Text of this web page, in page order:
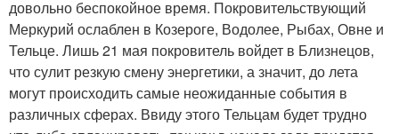
довольно беспокойное время. Покровительствующий
Меркурий ослаблен в Козероге, Водолее, Рыбах, Овне и
Тельце. Лишь 21 мая покровитель войдет в Близнецов,
что сулит резкую смену энергетики, а значит, до лета
могут происходить самые неожиданные события в
различных сферах. Ввиду этого Тельцам будет трудно